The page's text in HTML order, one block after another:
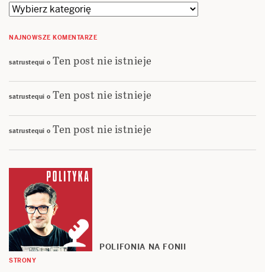
Kategorie
NAJNOWSZE KOMENTARZE
satrustequi o Ten post nie istnieje
satrustequi o Ten post nie istnieje
satrustequi o Ten post nie istnieje
POLIFONIA NA FONII
STRONY